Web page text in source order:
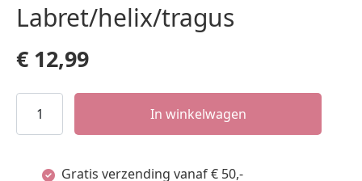
Labret/helix/tragus
€ 12,99
Titanium
Piercing
In winkelwagen
Gratis verzending vanaf € 50,-